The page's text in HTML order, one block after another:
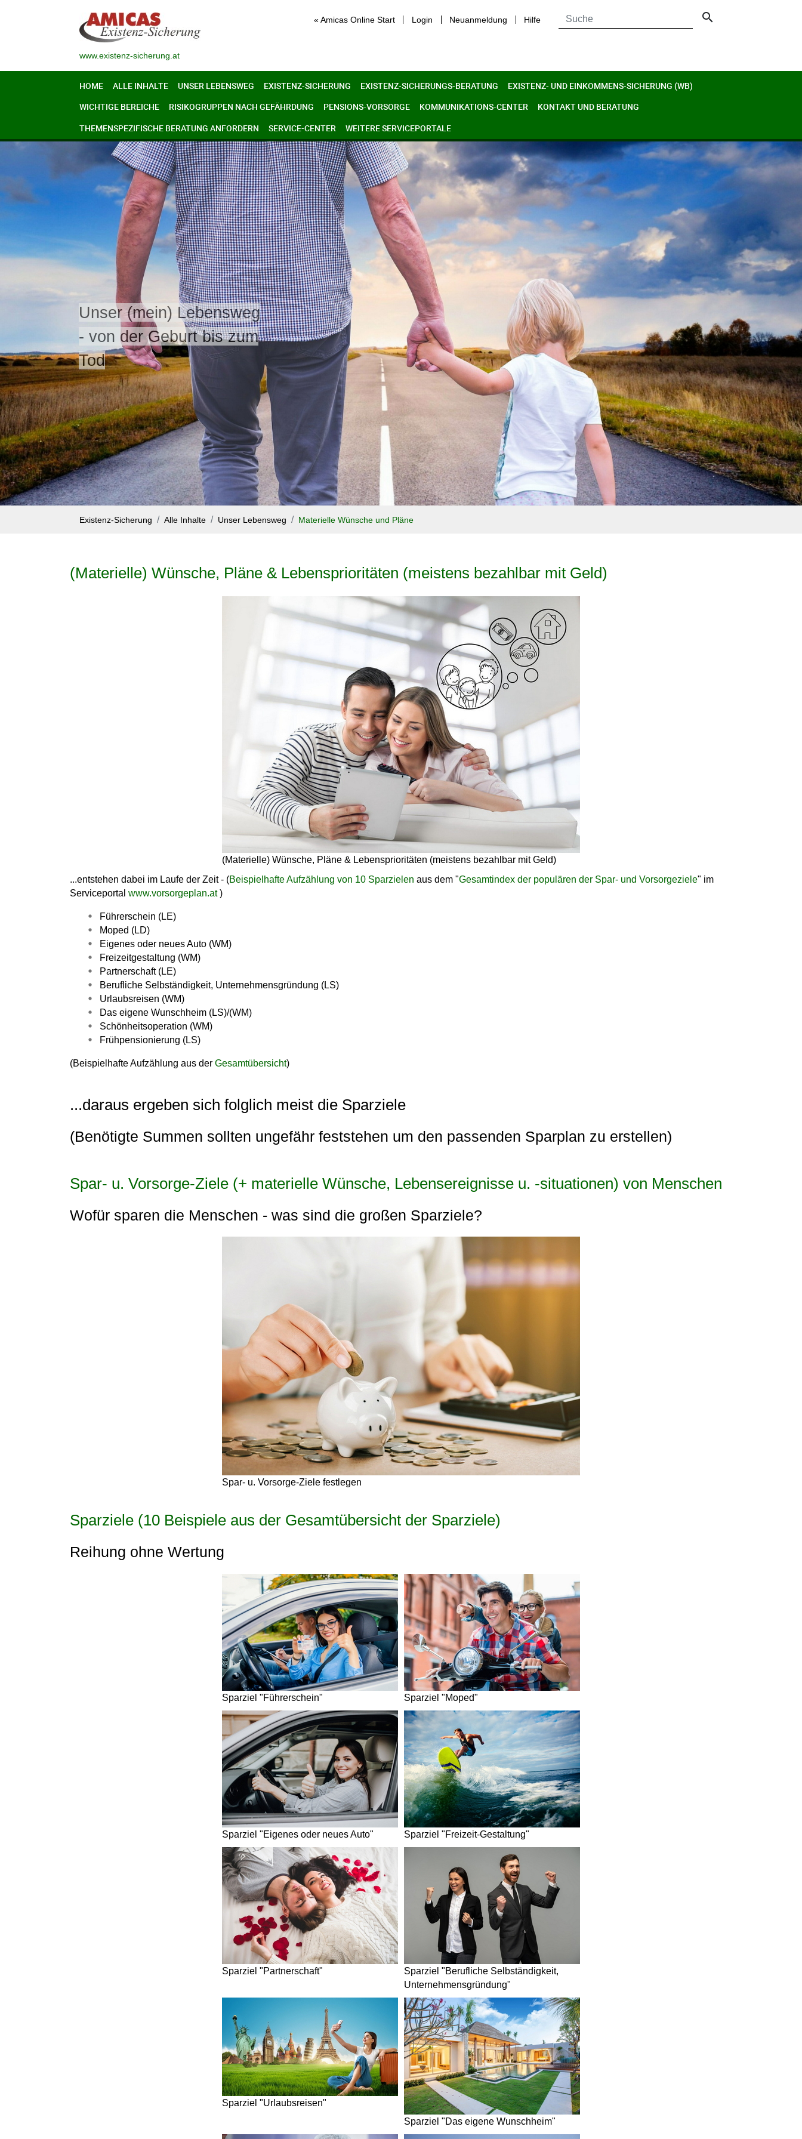
« Amicas Online Start Login Neuanmeldung Hilfe search
www.existenz-sicherung.at
HOME ALLE INHALTE UNSER LEBENSWEG EXISTENZ-SICHERUNG EXISTENZ-SICHERUNGS-BERATUNG
EXISTENZ- UND EINKOMMENS-SICHERUNG (WB)
WICHTIGE BEREICHE
RISIKOGRUPPEN NACH GEFÄHRDUNG PENSIONS-VORSORGE KOMMUNIKATIONS-CENTER
KONTAKT UND BERATUNG
THEMENSPEZIFISCHE BERATUNG ANFORDERN
SERVICE-CENTER WEITERE SERVICEPORTALE
Unser (mein) Lebensweg
- von der Geburt bis zum
Tod
Existenz-Sicherung Alle Inhalte Unser Lebensweg Materielle Wünsche und Pläne
(Materielle) Wünsche, Pläne & Lebensprioritäten (meistens bezahlbar mit Geld)
(Materielle) Wünsche, Pläne & Lebensprioritäten (meistens bezahlbar mit Geld)
...entstehen dabei im Laufe der Zeit - (Beispielhafte Aufzählung von 10 Sparzielen aus dem "Gesamtindex der populären der Spar- und Vorsorgeziele" im
Serviceportal www.vorsorgeplan.at)
Führerschein (LE)
Moped (LD)
Eigenes oder neues Auto (WM)
Freizeitgestaltung (WM)
Partnerschaft (LE)
Berufliche Selbständigkeit, Unternehmensgründung (LS)
Urlaubsreisen (WM)
Das eigene Wunschheim (LS)/(WM)
Schönheitsoperation (WM)
Frühpensionierung (LS)
(Beispielhafte Aufzählung aus der Gesamtübersicht)
...daraus ergeben sich folglich meist die Sparziele
(Benötigte Summen sollten ungefähr feststehen um den passenden Sparplan zu erstellen)
Spar- u. Vorsorge-Ziele (+ materielle Wünsche, Lebensereignisse u. -situationen) von Menschen
Wofür sparen die Menschen - was sind die großen Sparziele?
Spar- u. Vorsorge-Ziele festlegen
Sparziele (10 Beispiele aus der Gesamtübersicht der Sparziele)
Reihung ohne Wertung
Sparziel "Führerschein" Sparziel "Moped"
Sparziel "Eigenes oder neues Auto" Sparziel "Freizeit-Gestaltung"
Sparziel "Partnerschaft"
Sparziel "Berufliche Selbständigkeit,
Unternehmensgründung"
Sparziel "Urlaubsreisen"
Sparziel "Das eigene Wunschheim"